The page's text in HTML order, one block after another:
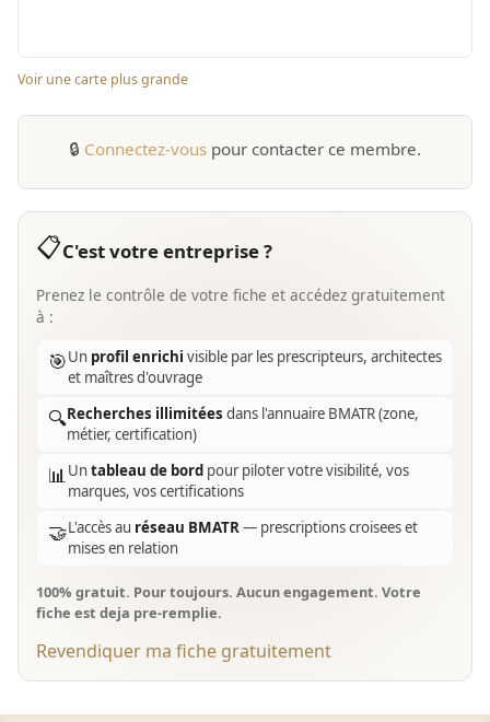
Voir une carte plus grande
🔒 Connectez-vous pour contacter ce membre.
📋C'est votre entreprise ?
Prenez le contrôle de votre fiche et accédez gratuitement
à :
🎯Un profil enrichi visible par les prescripteurs, architectes
et maîtres d'ouvrage
🔍Recherches illimitées dans l'annuaire BMATR (zone,
métier, certification)
📊Untableau de bord pour piloter votre visibilité, vos
marques, vos certifications
🤝L'accès au réseau BMATR— prescriptions croisees et
mises en relation
100% gratuit. Pour toujours. Aucun engagement. Votre
fiche est deja pre-remplie.
Revendiquer ma fiche gratuitement